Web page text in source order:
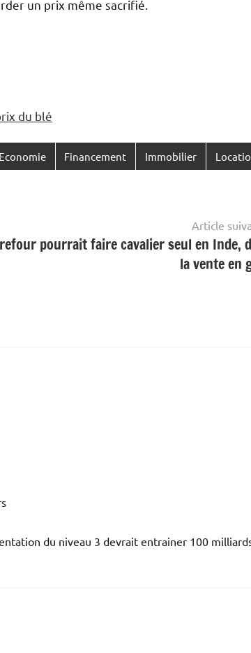
un prix même sacrifié.
du blé
Economie Financement Immobilier
Article
pourrait faire cavalier seul en Inde,
la vente en
du niveau 3 devrait entrainer 100